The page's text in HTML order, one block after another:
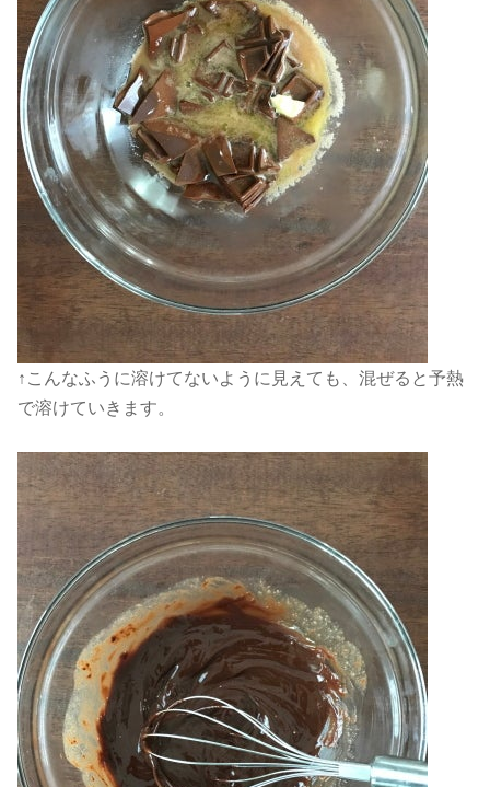
↑こんなふうに溶けてないように見えても、混ぜると予熱
で溶けていきます。